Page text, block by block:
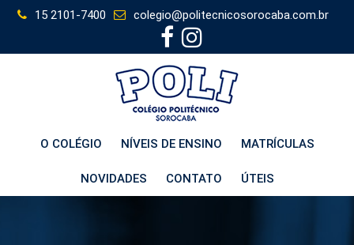
Skip
content
15 2101-7400 colegio@politecnicosorocaba.com.br
O COLÉGIO NÍVEIS DE ENSINO MATRÍCULAS
NOVIDADES CONTATO ÚTEIS